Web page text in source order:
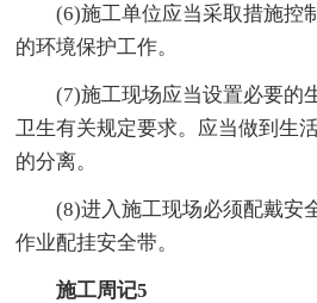
(6)施工单位应当采取措施控
的环境保护工作。
(7)施工现场应当设置必要的
卫生有关规定要求。应当做到生
的分离。
(8)进入施工现场必须配戴安
作业配挂安全带。
施工周记5